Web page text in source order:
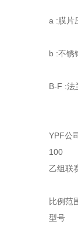
a :膜片
b :不锈
B-F :法
YPF公
100
乙组联
比例范
型号